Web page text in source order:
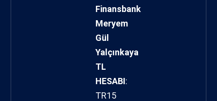
Finansbank
Meryem
Gül
Yalçınkaya
TL
HESABI:
TR15